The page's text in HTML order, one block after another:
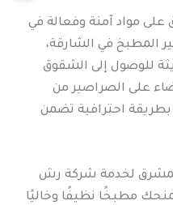
مواد آمنة وفعالة في
المطبخ في الشارقة،
للوصول إلى الشقوق
على الصراصير من
بطريقة احترافية تضمن
لخدمة شركة رش
مطبخًا نظيفًا وخاليًا